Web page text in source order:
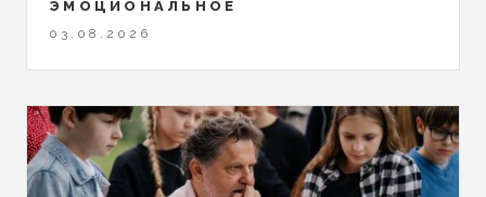
ЭМОЦИОНАЛЬНОЕ
03.08.2026